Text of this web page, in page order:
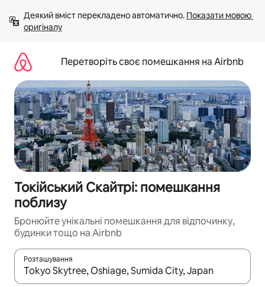
вмісту
Деякий вміст перекладено автоматично. Показати мовою
оригіналу
Перетворіть своє помешкання на Airbnb
Токійський Скайтрі: помешкання
поблизу
Бронюйте унікальні помешкання для відпочинку,
будинки тощо на Airbnb
Розташування
Отримавши результати пошуку, використовуйте для